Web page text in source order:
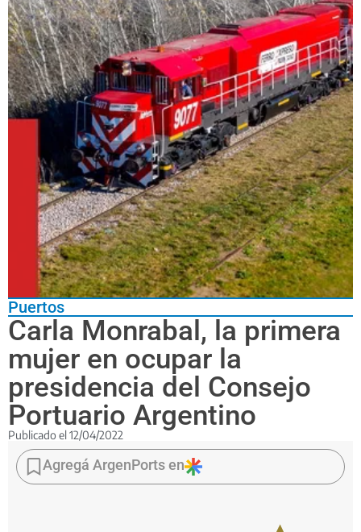
Puertos
Carla Monrabal, la primera
mujer en ocupar la
presidencia del Consejo
Portuario Argentino
Publicado el 12/04/2022
La
titular
del
Agregá ArgenPorts en